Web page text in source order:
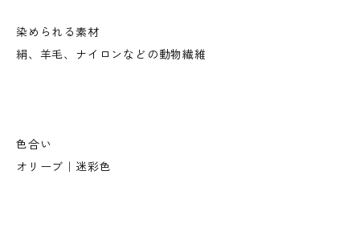
染められる素材
絹、羊毛、ナイロンなどの動物繊維
色合い
オリーブ｜迷彩色